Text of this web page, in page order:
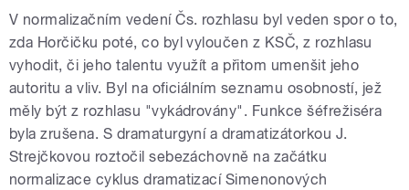
V normalizačním vedení Čs. rozhlasu byl veden spor o to,
zda Horčičku poté, co byl vyloučen z KSČ, z rozhlasu
vyhodit, či jeho talentu využít a přitom umenšit jeho
autoritu a vliv. Byl na oficiálním seznamu osobností, jež
měly být z rozhlasu "vykádrovány". Funkce šéfrežiséra
byla zrušena. S dramaturgyní a dramatizátorkou J.
Strejčkovou roztočil sebezáchovně na začátku
normalizace cyklus dramatizací Simenonových